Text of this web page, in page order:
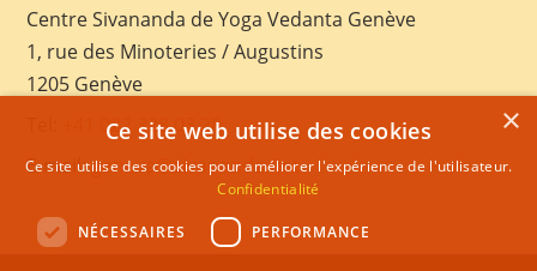
Centre Sivananda de Yoga Vedanta Genève
1, rue des Minoteries / Augustins
1205 Genève
+41 022 328 03 28
E-mail:geneva@sivananda.net
×
Ce site web utilise des cookies
Ce site utilise des cookies pour améliorer l'expérience de l'utilisateur.
Confidentialité
NÉCESSAIRES PERFORMANCE